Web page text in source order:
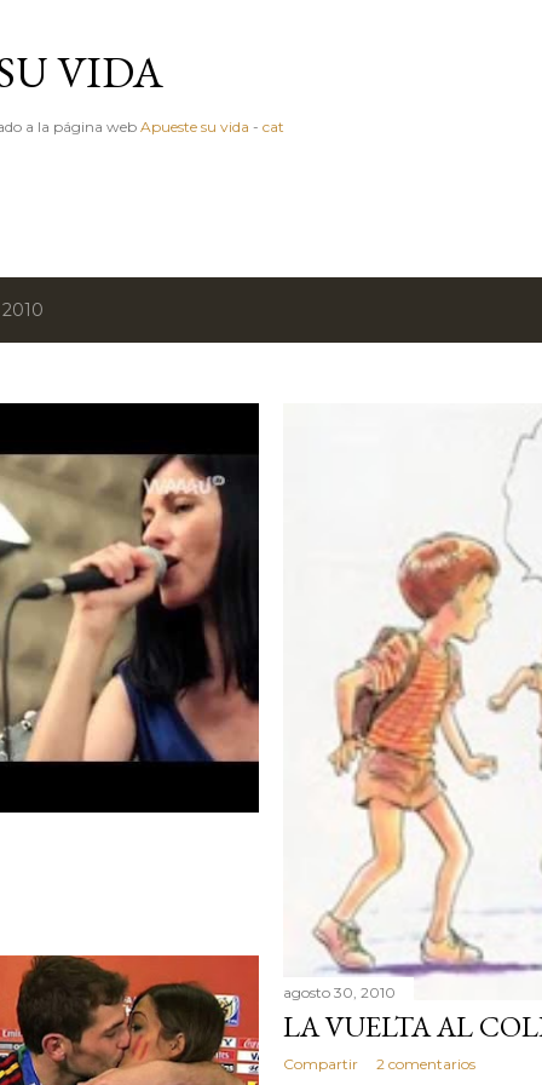
VIDA
a la página webApueste su vida - cat
agosto 30, 2010
LA VUELTA AL
Compartir 2 comentarios